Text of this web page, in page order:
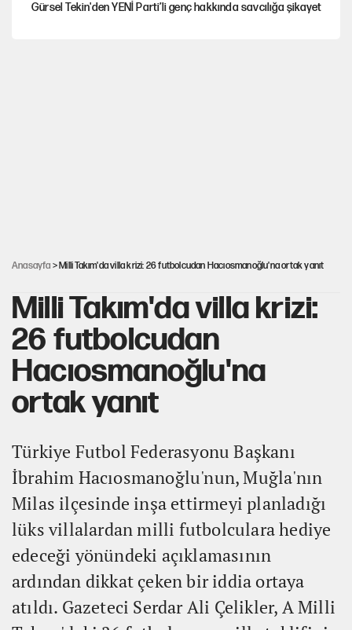
Gürsel Tekin'den YENİ Parti’li genç hakkında savcılığa şikayet
Anasayfa > Milli Takım'da villa krizi: 26 futbolcudan Hacıosmanoğlu'na ortak yanıt
Milli Takım'da villa krizi:
26 futbolcudan
Hacıosmanoğlu'na
ortak yanıt
Türkiye Futbol Federasyonu Başkanı
İbrahim Hacıosmanoğlu'nun, Muğla'nın
Milas ilçesinde inşa ettirmeyi planladığı
lüks villalardan milli futbolculara hediye
edeceği yönündeki açıklamasının
ardından dikkat çeken bir iddia ortaya
atıldı. Gazeteci Serdar Ali Çelikler, A Milli